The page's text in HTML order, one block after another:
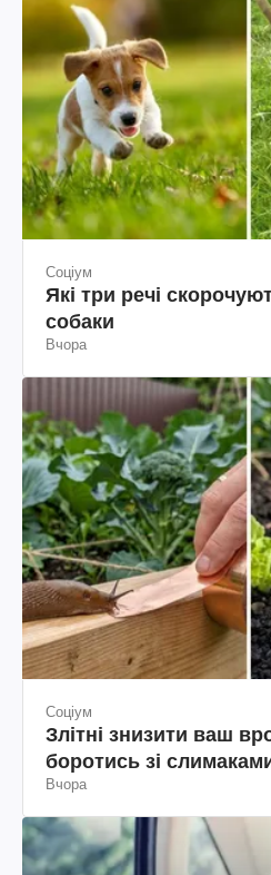
Соціум
Які три речі
собаки
Вчора
Соціум
Злітні знизити ваш
боротись зі
Вчора